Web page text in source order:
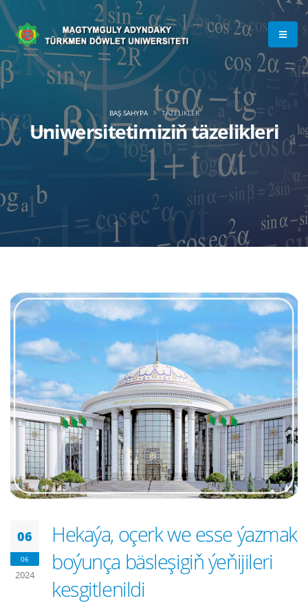
Uniwersitetimiziň täzelikleri
BAŞ SAHYPA TÄZELIKLER
06
06
2024
Hekaýa, oçerk we esse ýazmak
boýunça bäsleşigiň ýeňijileri
kesgitlenildi